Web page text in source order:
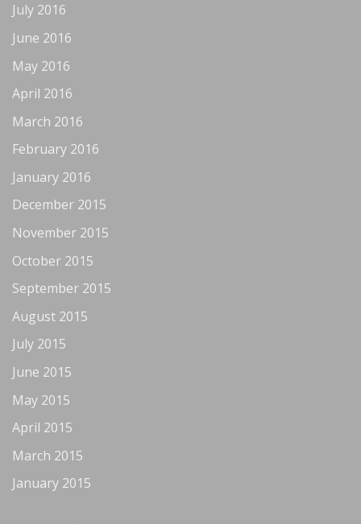
July 2016
June 2016
May 2016
April 2016
March 2016
February 2016
January 2016
December 2015
November 2015
October 2015
September 2015
August 2015
July 2015
June 2015
May 2015
April 2015
March 2015
January 2015